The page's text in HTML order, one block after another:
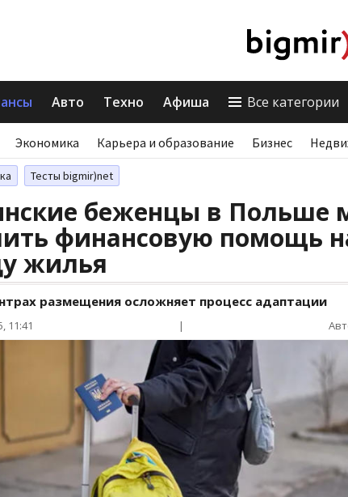
Авто Техно Афиша Все категории
Экономика Карьера и образование Бизнес
Тесты bigmir)net
беженцы в Польше
финансовую помощь
жилья
размещения осложняет процесс адаптации
11:41 |